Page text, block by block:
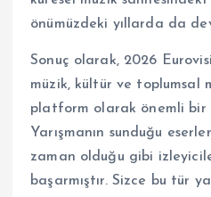
önümüzdeki yıllarda da
Sonuç olarak, 2026
müzik, kültür ve toplumsal
platform olarak önemli bir
Yarışmanın sunduğu
zaman olduğu gibi
başarmıştır. Sizce bu tür